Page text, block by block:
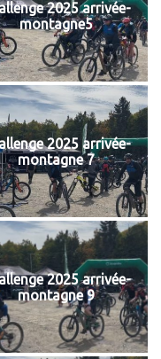
2025 arrivée-
montagne5
2025 arrivée-
montagne 7
2025 arrivée-
montagne 9